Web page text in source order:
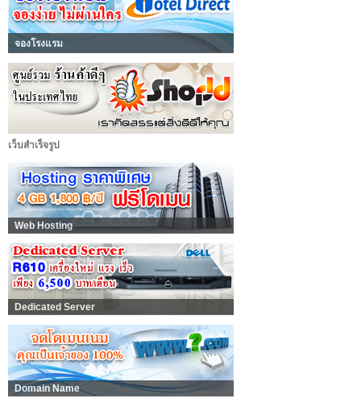
จองโรงแรม
เว็บสำเร็จรูป
Web Hosting
Dedicated Server
Domain Name